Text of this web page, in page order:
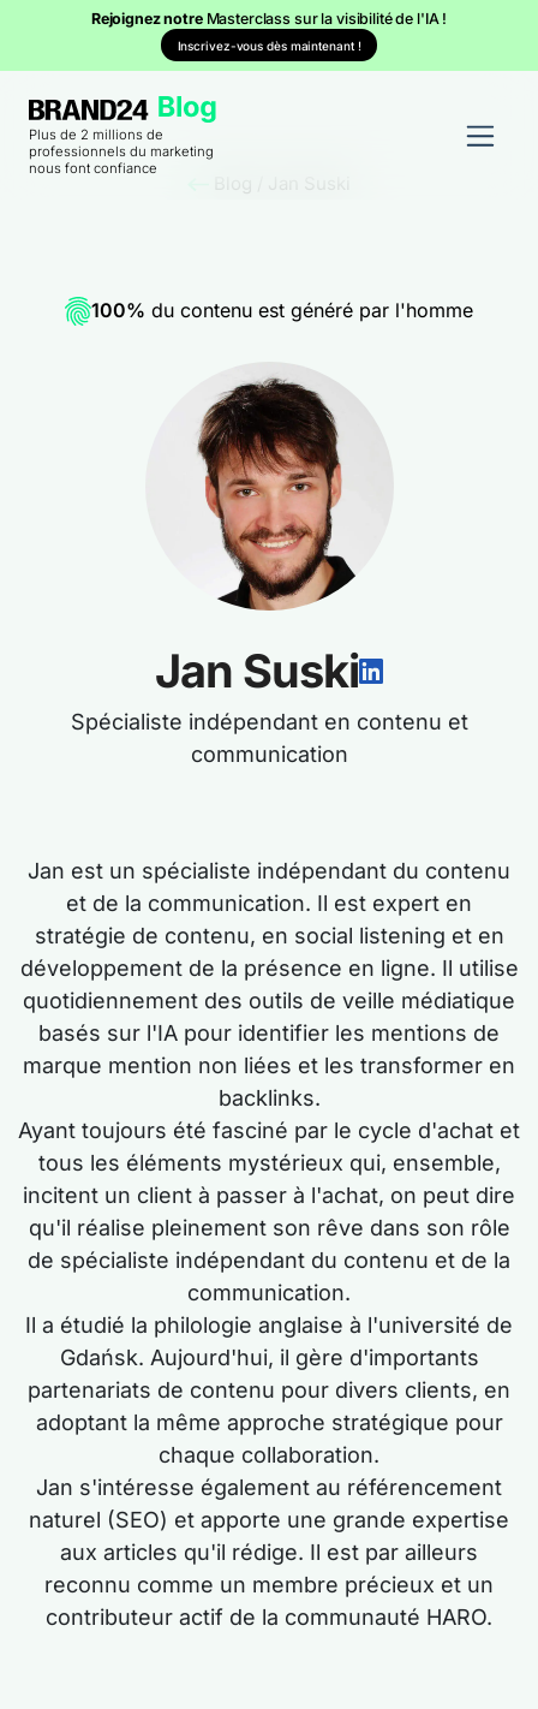
Rejoignez notre Masterclass sur la visibilité de l'IA !
Inscrivez-vous dès maintenant !
Plus de 2 millions de
professionnels du marketing
nous font confiance
100% du contenu est généré par l'homme
Jan Suski
Spécialiste indépendant en contenu et
communication
Jan est un spécialiste indépendant du contenu
et de la communication. Il est expert en
stratégie de contenu, en social listening et en
développement de la présence en ligne. Il utilise
quotidiennement des outils de veille médiatique
basés sur l'IA pour identifier les mentions de
marque mention non liées et les transformer en
backlinks.
Ayant toujours été fasciné par le cycle d'achat et
tous les éléments mystérieux qui, ensemble,
incitent un client à passer à l'achat, on peut dire
qu'il réalise pleinement son rêve dans son rôle
de spécialiste indépendant du contenu et de la
communication.
Il a étudié la philologie anglaise à l'université de
Gdańsk. Aujourd'hui, il gère d'importants
partenariats de contenu pour divers clients, en
adoptant la même approche stratégique pour
chaque collaboration.
Jan s'intéresse également au référencement
naturel (SEO) et apporte une grande expertise
aux articles qu'il rédige. Il est par ailleurs
reconnu comme un membre précieux et un
contributeur actif de la communauté HARO.